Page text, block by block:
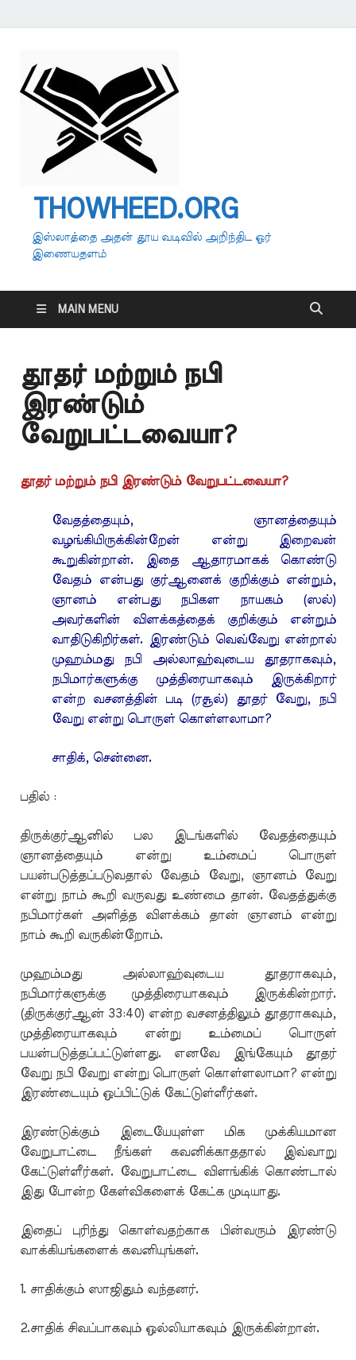
THOWHEED.ORG
இஸ்லாத்தை அதன் தூய வடிவில் அறிந்திட ஓர்
இணையதளம்
MAIN MENU
தூதர் மற்றும் நபி
இரண்டும்
வேறுபட்டவையா?
தூதர் மற்றும் நபி இரண்டும் வேறுபட்டவையா?
வேதத்தையும், ஞானத்தையும்
வழங்கியிருக்கின்றேன் என்று இறைவன்
கூறுகின்றான். இதை ஆதாரமாகக் கொண்டு
வேதம் என்பது குர்ஆனைக் குறிக்கும் என்றும்,
ஞானம் என்பது நபிகள நாயகம் (ஸல்)
அவர்களின் விளக்கத்தைக் குறிக்கும் என்றும்
வாதிடுகிறிர்கள். இரண்டும் வெவ்வேறு என்றால்
முஹம்மது நபி அல்லாஹ்வுடைய தூதராகவும்,
நபிமார்களுக்கு முத்திரையாகவும் இருக்கிறார்
என்ற வசனத்தின் படி (ரசூல்) தூதர் வேறு, நபி
வேறு என்று பொருள் கொள்ளலாமா?
சாதிக், சென்னை.
பதில் :
திருக்குர்ஆனில் பல இடங்களில் வேதத்தையும்
ஞானத்தையும் என்று உம்மைப் பொருள்
பயன்படுத்தப்படுவதால் வேதம் வேறு, ஞானம் வேறு
என்று நாம் கூறி வருவது உண்மை தான். வேதத்துக்கு
நபிமார்கள் அளித்த விளக்கம் தான் ஞானம் என்று
நாம் கூறி வருகின்றோம்.
முஹம்மது அல்லாஹ்வுடைய தூதராகவும்,
நபிமார்களுக்கு முத்திரையாகவும் இருக்கின்றார்.
(திருக்குர்ஆன் 33:40) என்ற வசனத்திலும் தூதராகவும்,
முத்திரையாகவும் என்று உம்மைப் பொருள்
பயன்படுத்தப்பட்டுள்ளது. எனவே இங்கேயும் தூதர்
வேறு நபி வேறு என்று பொருள் கொள்ளலாமா? என்று
இரண்டையும் ஒப்பிட்டுக் கேட்டுள்ளீர்கள்.
இரண்டுக்கும் இடையேயுள்ள மிக முக்கியமான
வேறுபாட்டை நீங்கள் கவனிக்காததால் இவ்வாறு
கேட்டுள்ளீர்கள். வேறுபாட்டை விளங்கிக் கொண்டால்
இது போன்ற கேள்விகளைக் கேட்க முடியாது.
இதைப் புரிந்து கொள்வதற்காக பின்வரும் இரண்டு
வாக்கியங்களைக் கவனியுங்கள்.
1. சாதிக்கும் ஸாஜிதும் வந்தனர்.
2.சாதிக் சிவப்பாகவும் ஒல்லியாகவும் இருக்கின்றான்.